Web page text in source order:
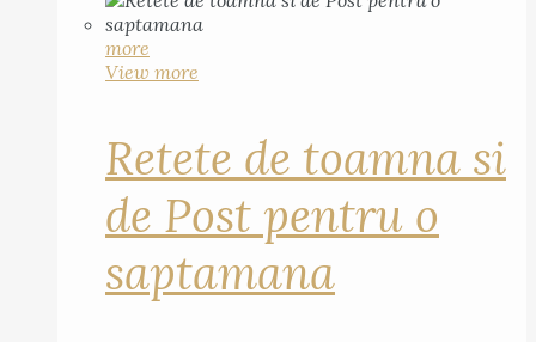
more
View more
Retete de toamna si
de Post pentru o
saptamana